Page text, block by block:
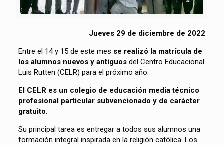
Jueves 29 de diciembre de 2022
Entre el 14 y 15 de este mes se realizó la matrícula de
los alumnos nuevos y antiguosdel Centro Educacional
Luis Rutten (CELR) para el próximo año.
El CELR es un colegio de educación media técnico
profesional particular subvencionado y de carácter
gratuito.
Su principal tarea es entregar a todos sus alumnos una
formación integral inspirada en la religión católica. Los